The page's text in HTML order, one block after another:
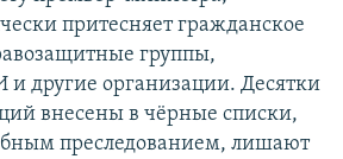
притесняет гражданское
группы,
другие организации. Десятки
внесены в чёрные списки,
преследованием, лишают